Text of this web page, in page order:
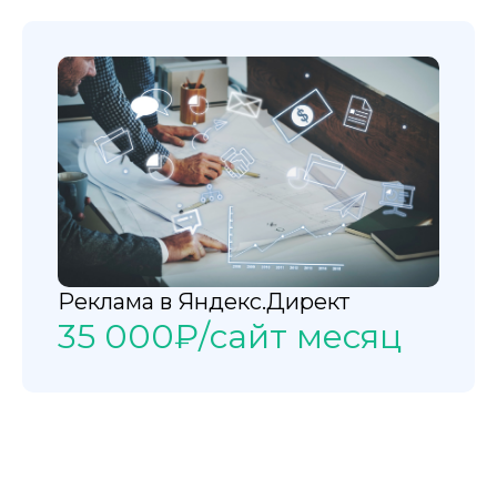
Реклама в Яндекс.Директ
35 000₽/сайт месяц